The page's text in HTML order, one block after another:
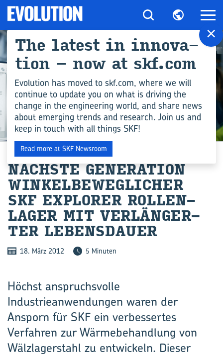
INGENIEURSWISSEN
NÄCHS­TE GE­NE­RA­TI­ON
WIN­KEL­BE­WEG­LI­CHER
SKF EX­PLO­RER ROL­LEN­
LA­GER MIT VER­LÄN­GER­
TER LE­BENS­DAU­ER
18. März 2012 5 Minuten
Höchst anspruchsvolle
Industrieanwendungen waren der
Ansporn für SKF ein verbessertes
Verfahren zur Wärmebehandlung von
Wälz­lagerstahl zu entwickeln. Dieser
×
The la­test in in­no­va­
ti­on – now at skf.com
Evolution has moved to skf.com, where we will
continue to update you on what is driving the
change in the engineering world, and share news
about emerging trends and research. Join us and
keep in touch with all things SKF!
Read more at SKF Newsroom